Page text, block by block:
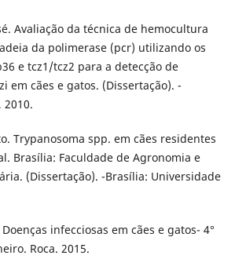
Avaliação da técnica de hemocultura
da polimerase (pcr) utilizando os
e tcz1/tcz2 para a detecção de
em cães e gatos. (Dissertação). -
2010.
Trypanosoma spp. em cães residentes
Brasília: Faculdade de Agronomia e
(Dissertação). -Brasília: Universidade
Doenças infecciosas em cães e gatos- 4°
Roca. 2015.